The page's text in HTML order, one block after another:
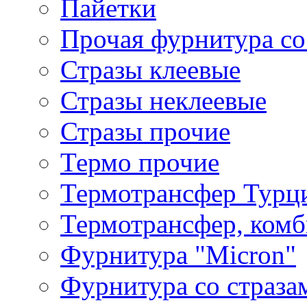
Пайетки
Прочая фурнитура
Стразы клеевые
Стразы неклеевые
Стразы прочие
Термо прочие
Термотрансфер
Термотрансфер,
Фурнитура "Micron"
Фурнитура со